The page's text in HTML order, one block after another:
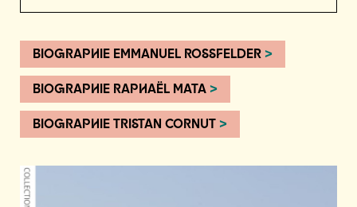
BIOGRAPHIE EMMANUEL ROSSFELDER >
BIOGRAPHIE RAPHAËL MATA >
BIOGRAPHIE TRISTAN CORNUT >